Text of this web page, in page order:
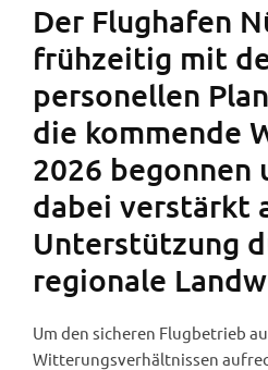
Der Flughafen
frühzeitig mit
personellen
die kommende
2026 begonnen
dabei verstärkt
Unterstützung
regionale
Um den sicheren Flugbetrieb
Witterungsverhältnissen